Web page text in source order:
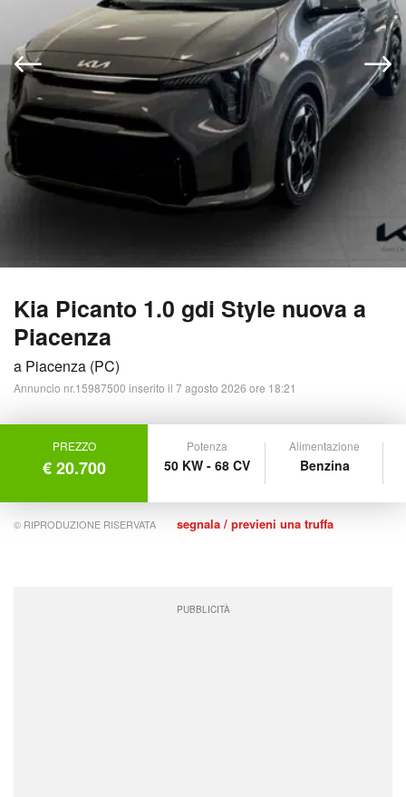
Kia Picanto 1.0 gdi Style nuova a
Piacenza
a Piacenza (PC)
Annuncio nr.15987500 inserito il 7 agosto 2026 ore 18:21
PREZZO
€ 20.700
Potenza
50 KW - 68 CV
Alimentazione
Benzina
© RIPRODUZIONE RISERVATA segnala / previeni una truffa
PUBBLICITÀ